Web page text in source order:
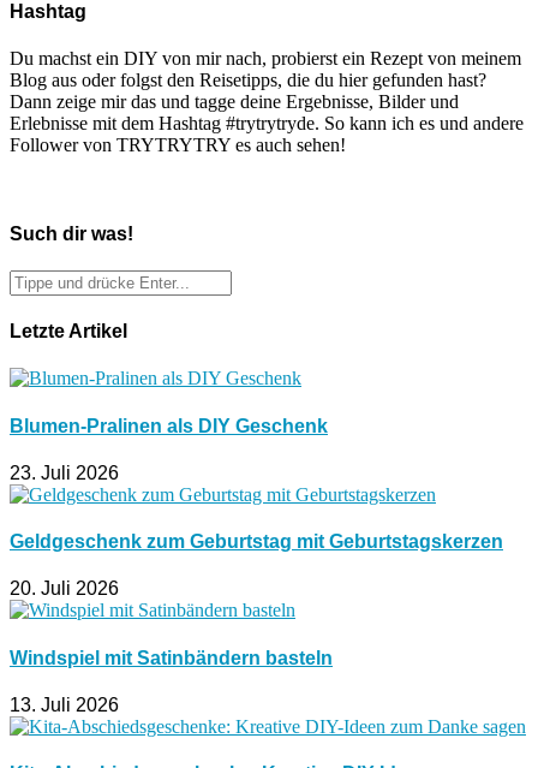
Hashtag
Du machst ein DIY von mir nach, probierst ein Rezept von meinem
Blog aus oder folgst den Reisetipps, die du hier gefunden hast?
Dann zeige mir das und tagge deine Ergebnisse, Bilder und
Erlebnisse mit dem Hashtag #trytrytryde. So kann ich es und andere
Follower von TRYTRYTRY es auch sehen!
Such dir was!
Letzte Artikel
Blumen-Pralinen als DIY Geschenk
23. Juli 2026
Geldgeschenk zum Geburtstag mit Geburtstagskerzen
20. Juli 2026
Windspiel mit Satinbändern basteln
13. Juli 2026